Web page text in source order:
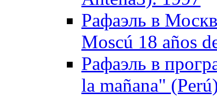
Рафаэль в
Moscú 18 años
Рафаэль в
la mañana"